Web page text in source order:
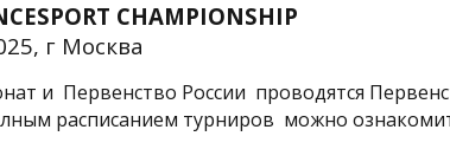
CHAMPIONSHIP
г Москва
и Первенство России проводятся
расписанием турниров можно